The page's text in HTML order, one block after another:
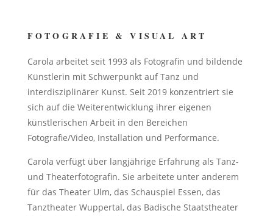
FOTOGRAFIE & VISUAL ART
Carola arbeitet seit 1993 als Fotografin und bildende
Künstlerin mit Schwerpunkt auf Tanz und
interdisziplinärer Kunst. Seit 2019 konzentriert sie
sich auf die Weiterentwicklung ihrer eigenen
künstlerischen Arbeit in den Bereichen
Fotografie/Video, Installation und Performance.
Carola verfügt über langjährige Erfahrung als Tanz-
und Theaterfotografin. Sie arbeitete unter anderem
für das Theater Ulm, das Schauspiel Essen, das
Tanztheater Wuppertal, das Badische Staatstheater